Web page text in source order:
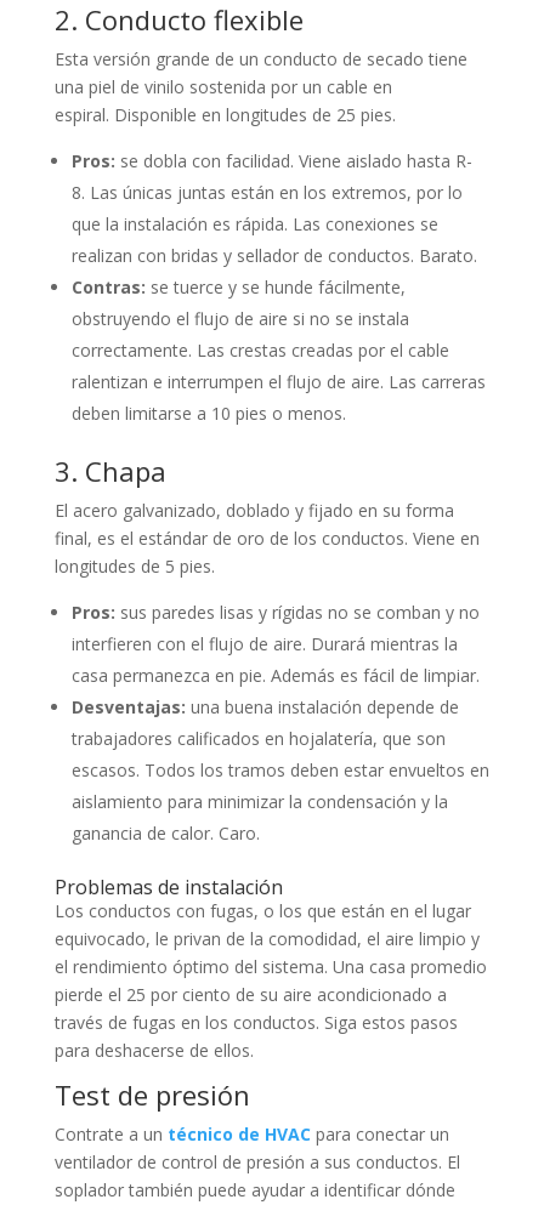
2. Conducto flexible
Esta versión grande de un conducto de secado tiene
una piel de vinilo sostenida por un cable en
espiral. Disponible en longitudes de 25 pies.
Pros: se dobla con facilidad. Viene aislado hasta R-
8. Las únicas juntas están en los extremos, por lo
que la instalación es rápida. Las conexiones se
realizan con bridas y sellador de conductos. Barato.
Contras: se tuerce y se hunde fácilmente,
obstruyendo el flujo de aire si no se instala
correctamente. Las crestas creadas por el cable
ralentizan e interrumpen el flujo de aire. Las carreras
deben limitarse a 10 pies o menos.
3. Chapa
El acero galvanizado, doblado y fijado en su forma
final, es el estándar de oro de los conductos. Viene en
longitudes de 5 pies.
Pros: sus paredes lisas y rígidas no se comban y no
interfieren con el flujo de aire. Durará mientras la
casa permanezca en pie. Además es fácil de limpiar.
Desventajas: una buena instalación depende de
trabajadores calificados en hojalatería, que son
escasos. Todos los tramos deben estar envueltos en
aislamiento para minimizar la condensación y la
ganancia de calor. Caro.
Problemas de instalación
Los conductos con fugas, o los que están en el lugar
equivocado, le privan de la comodidad, el aire limpio y
el rendimiento óptimo del sistema. Una casa promedio
pierde el 25 por ciento de su aire acondicionado a
través de fugas en los conductos. Siga estos pasos
para deshacerse de ellos.
Test de presión
Contrate a un técnico de HVAC para conectar un
ventilador de control de presión a sus conductos. El
soplador también puede ayudar a identificar dónde